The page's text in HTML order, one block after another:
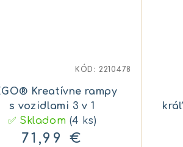
Kreatívne rampy
s vozidlami 3 v 1
✅ Skladom (4 ks)
71,99 €
KÓD: 2210478